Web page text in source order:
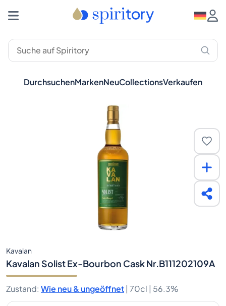
DurchsuchenMarkenNeuCollectionsVerkaufen
Kavalan
Kavalan Solist Ex-Bourbon Cask Nr.B111202109A
Zustand: Wie neu & ungeöffnet | 70cl | 56.3%